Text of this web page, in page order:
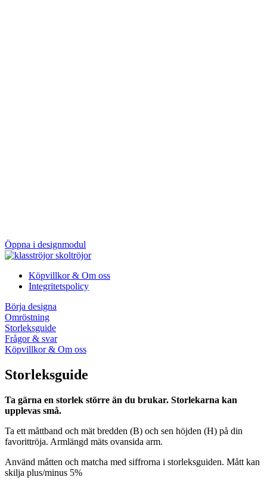
Öppna i designmodul
Köpvillkor & Om oss
Integritetspolicy
Börja designa
Omröstning
Storleksguide
Frågor & svar
Köpvillkor & Om oss
Storleksguide
Ta gärna en storlek större än du brukar. Storlekarna kan
upplevas små.
Ta ett måttband och mät bredden (B) och sen höjden (H) på din
favorittröja. Armlängd mäts ovansida arm.
Använd måtten och matcha med siffrorna i storleksguiden. Mått kan
skilja plus/minus 5%